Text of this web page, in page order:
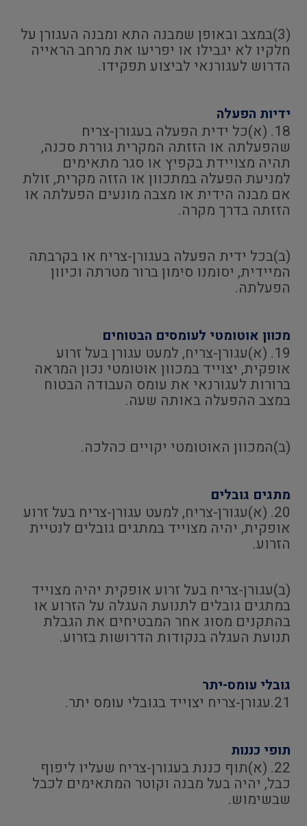
(3)במצב ובאופן שמבנה התא ומבנה העגורן על
חלקיו לא יגבילו או יפריעו את מרחב הראייה
הדרוש לעגורנאי לביצוע תפקידו.
ידיות הפעלה
18. (א)כל ידית הפעלה בעגורן-צריח
שהפעלתה או הזזתה המקרית גוררת סכנה,
תהיה מצויידת בקפיץ או סגר מתאימים
למניעת הפעלה במתכוון או הזזה מקרית, זולת
אם מבנה הידית או מצבה מונעים הפעלתה או
הזזתה בדרך מקרה.
(ב)בכל ידית הפעלה בעגורן-צריח או בקרבתה
המיידית, יסומנו סימון ברור מטרתה וכיוון
הפעלתה.
מכוון אוטומטי לעומסים הבטוחים
19. (א)עגורן-צריח, למעט עגורן בעל זרוע
אופקית, יצוייד במכוון אוטומטי נכון המראה
ברורות לעגורנאי את עומס העבודה הבטוח
במצב ההפעלה באותה שעה.
(ב)המכוון האוטומטי יקויים כהלכה.
מתגים גובלים
20. (א)עגורן-צריח, למעט עגורן-צריח בעל זרוע
אופקית, יהיה מצוייד במתגים גובלים לנטיית
הזרוע.
(ב)עגורן-צריח בעל זרוע אופקית יהיה מצוייד
במתגים גובלים לתנועת העגלה על הזרוע או
בהתקנים מסוג אחר המבטיחים את הגבלת
תנועת העגלה בנקודות הדרושות בזרוע.
גובלי עומס-יתר
21.עגורן-צריח יצוייד בגובלי עומס יתר.
תופי כננות
22. (א)תוף כננת בעגורן-צריח שעליו ליפוף
כבל, יהיה בעל מבנה וקוטר המתאימים לכבל
שבשימוש.